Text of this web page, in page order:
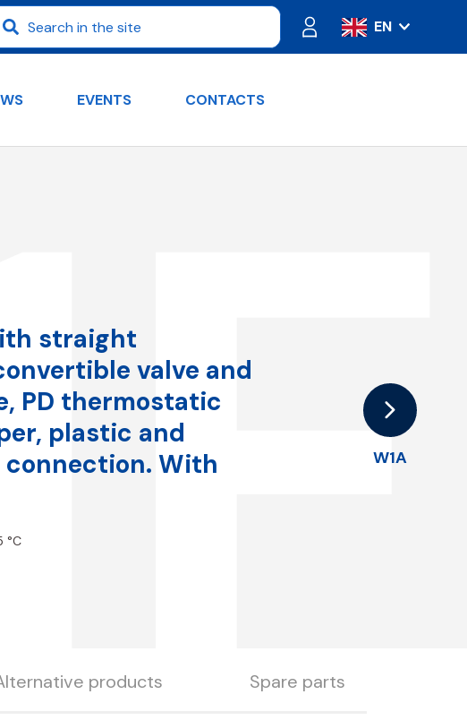
EN
IT
PT
EVENTS CONTACTS
W1A
straight
valve and
PD thermostatic
plastic and
With
°C
products Spare parts